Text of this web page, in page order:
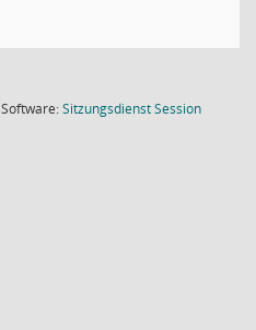
Software:SitzungsdienstSession(Wird in